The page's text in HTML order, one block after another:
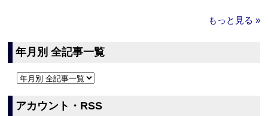
もっと見る »
年月別 全記事一覧
アカウント・RSS